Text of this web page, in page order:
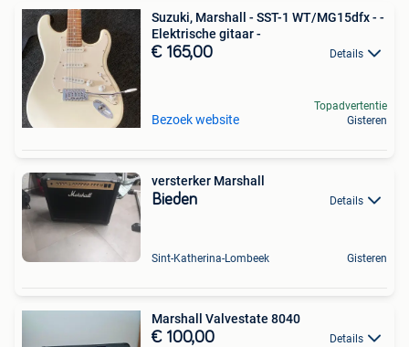
Suzuki, Marshall - SST-1 WT/MG15dfx - -
Elektrische gitaar -
€ 165,00 Details
Bezoek website
Topadvertentie
Gisteren
versterker Marshall
Bieden Details
Sint-Katherina-Lombeek Gisteren
Marshall Valvestate 8040
€ 100,00 Details